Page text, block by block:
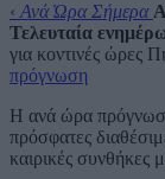
‹ Ανά Ώρα Σήμερα
Τελευταία
για κοντινές ώρες
πρόγνωση
Η ανά ώρα πρόγνωση
πρόσφατες
καιρικές συνθήκες